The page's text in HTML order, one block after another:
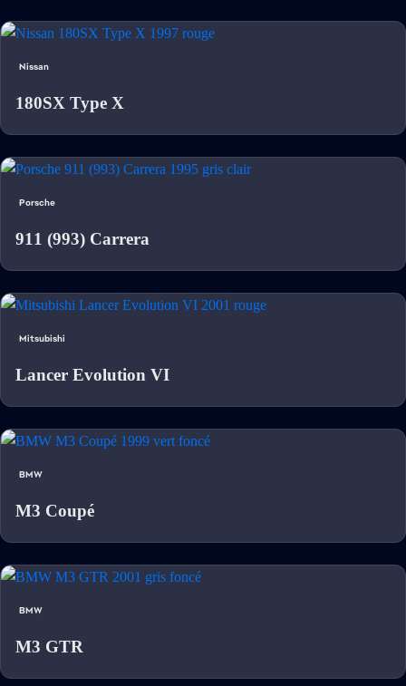
Nissan
180SX Type X
Porsche
911 (993) Carrera
Mitsubishi
Lancer Evolution VI
BMW
M3 Coupé
BMW
M3 GTR